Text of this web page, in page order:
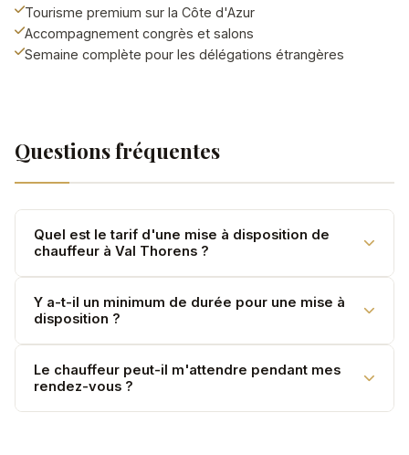
Tourisme premium sur la Côte d'Azur
Accompagnement congrès et salons
Semaine complète pour les délégations étrangères
Questions fréquentes
Quel est le tarif d'une mise à disposition de
chauffeur à Val Thorens ?
La mise à disposition est facturée sur devis selon la
durée, le véhicule et l'itinéraire. Le minimum est de 2
heures. Contactez-nous pour un devis personnalisé.
Y a-t-il un minimum de durée pour une mise à
disposition ?
Oui, la durée minimale est de 2 heures. Au-delà, vous
pouvez réserver à la demi-journée (4h), à la journée
(8h) ou pour plusieurs jours consécutifs.
Le chauffeur peut-il m'attendre pendant mes
rendez-vous ?